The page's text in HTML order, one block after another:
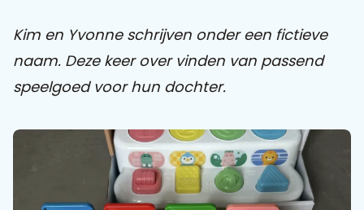
Kim en Yvonne schrijven onder een fictieve
naam. Deze keer over vinden van passend
speelgoed voor hun dochter.